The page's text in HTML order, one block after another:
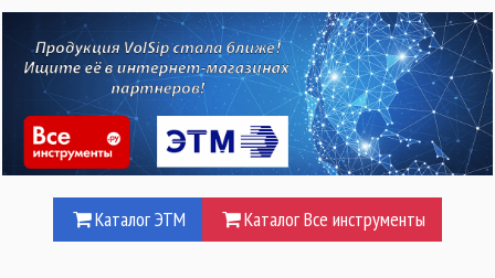
Каталог ЭТМ Каталог Все инструменты